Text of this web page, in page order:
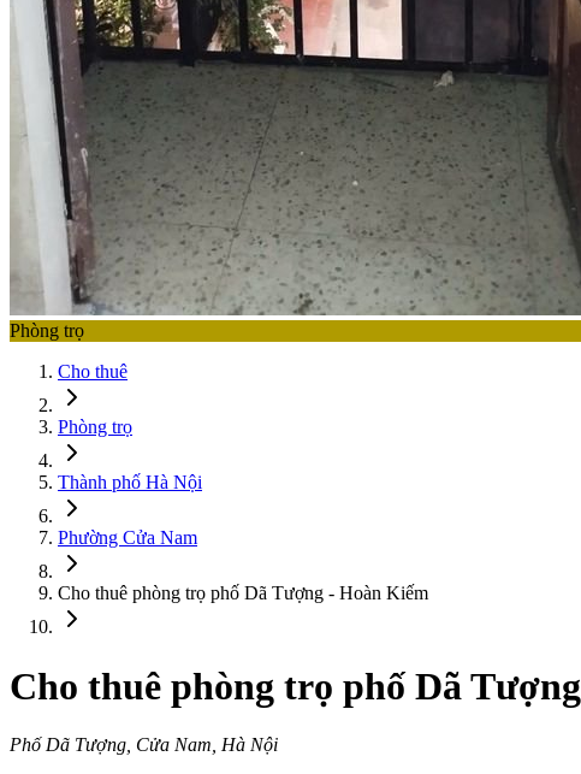
Phòng trọ
Cho thuê
Phòng trọ
Thành phố Hà Nội
Phường Cửa Nam
Cho thuê phòng trọ phố Dã Tượng - Hoàn Kiếm
Cho thuê phòng trọ phố Dã
Phố Dã Tượng, Cửa Nam, Hà Nội